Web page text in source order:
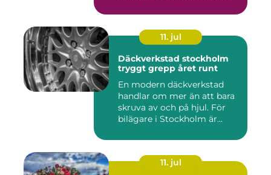
11. jul
Däckverkstad stockholm
tryggt grepp året runt
En modern däckverkstad
handlar om mer än att bara
skruva av och på hjul. För
bilägare i Stockholm är...
11. jul